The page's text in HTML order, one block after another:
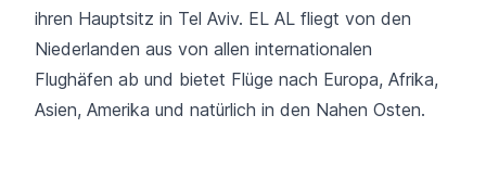
ihren Hauptsitz in Tel Aviv. EL AL fliegt von den
Niederlanden aus von allen internationalen
Flughäfen ab und bietet Flüge nach Europa, Afrika,
Asien, Amerika und natürlich in den Nahen Osten.